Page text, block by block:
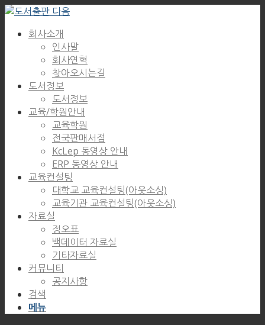
회사소개
인사말
회사연혁
찾아오시는길
도서정보
도서정보
교육/학원안내
교육학원
전국판매서점
KcLep 동영상 안내
ERP 동영상 안내
교육컨설팅
대학교 교육컨설팅(아웃소싱)
교육기관 교육컨설팅(아웃소싱)
자료실
정오표
백데이터 자료실
기타자료실
커뮤니티
공지사항
검색
메뉴